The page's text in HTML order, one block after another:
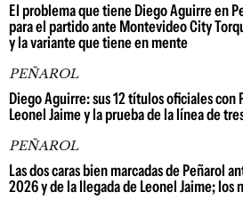
El problema que tiene Diego Aguirre en
para el partido ante Montevideo City
y la variante que tiene en mente
PEÑAROL
Diego Aguirre: sus 12 títulos oficiales con
Leonel Jaime y la prueba de la línea de
PEÑAROL
Las dos caras bien marcadas de Peñarol
2026 y de la llegada de Leonel Jaime; los